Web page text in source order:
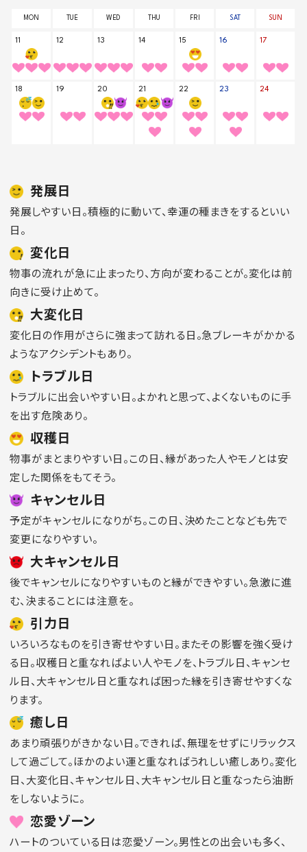
発展日
発展しやすい日。積極的に動いて、幸運の種まきをするといい
日。
変化日
物事の流れが急に止まったり、方向が変わることが。変化は前
向きに受け止めて。
大変化日
変化日の作用がさらに強まって訪れる日。急ブレーキがかかる
ようなアクシデントもあり。
トラブル日
トラブルに出会いやすい日。よかれと思って、よくないものに手
を出す危険あり。
収穫日
物事がまとまりやすい日。この日、縁があった人やモノとは安
定した関係をもてそう。
キャンセル日
予定がキャンセルになりがち。この日、決めたことなども先で
変更になりやすい。
大キャンセル日
後でキャンセルになりやすいものと縁ができやすい。急激に進
む、決まることには注意を。
引力日
いろいろなものを引き寄せやすい日。またその影響を強く受け
る日。収穫日と重なればよい人やモノを、トラブル日、キャンセ
ル日、大キャンセル日と重なれば困った縁を引き寄せやすくな
ります。
癒し日
あまり頑張りがきかない日。できれば、無理をせずにリラックス
して過ごして。ほかのよい運と重なればうれしい癒しあり。変化
日、大変化日、キャンセル日、大キャンセル日と重なったら油断
をしないように。
恋愛ゾーン
ハートのついている日は恋愛ゾーン。男性との出会いも多く、